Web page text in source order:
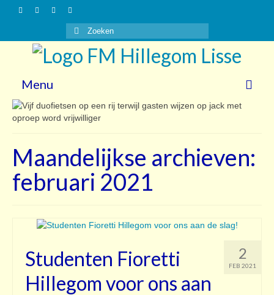
Zoeken
naar:
Menu
Nieuws
Vrijwilligers
Over ons
Steun ons!
Maandelijkse archieven:
februari 2021
2
FEB 2021
Studenten Fioretti
Hillegom voor ons aan